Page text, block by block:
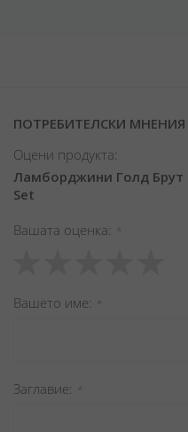
ПОТРЕБИТЕЛСКИ
Оцени продукта:
Ламборджини Голд Брут
Set
Вашата оценка
star
stars
stars
stars
stars
Вашето име
Заглавиe